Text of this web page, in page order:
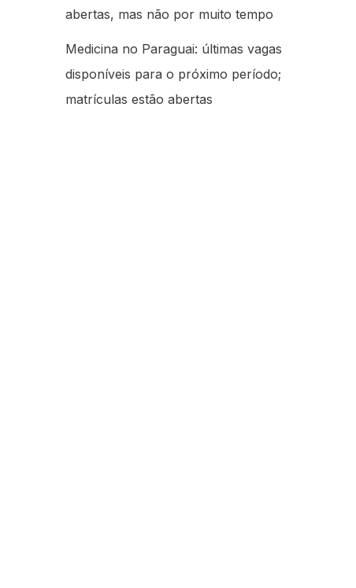
abertas, mas não por muito tempo
Medicina no Paraguai: últimas vagas
disponíveis para o próximo período;
matrículas estão abertas